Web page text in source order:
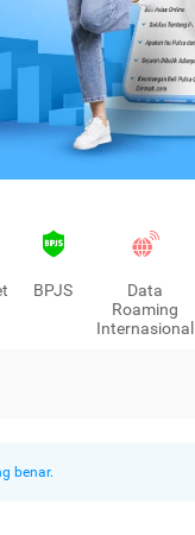
BPJS
Data
Roaming
Internasional
benar.